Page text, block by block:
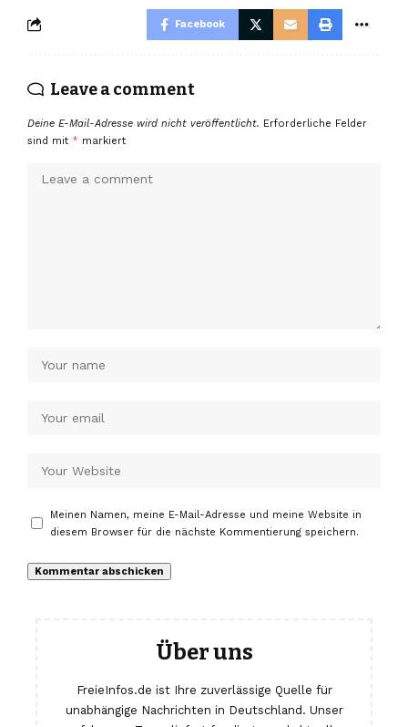
Facebook
Leave a comment
Deine E-Mail-Adresse wird nicht veröffentlicht. Erforderliche Felder
sind mit * markiert
Meinen Namen, meine E-Mail-Adresse und meine Website in
diesem Browser für die nächste Kommentierung speichern.
Über uns
FreieInfos.de ist Ihre zuverlässige Quelle für
unabhängige Nachrichten in Deutschland. Unser